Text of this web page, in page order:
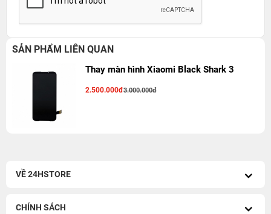
SẢN PHẨM LIÊN QUAN
Thay màn hình Xiaomi Black Shark 3
2.500.000đ3.000.000đ
VỀ 24HSTORE
CHÍNH SÁCH